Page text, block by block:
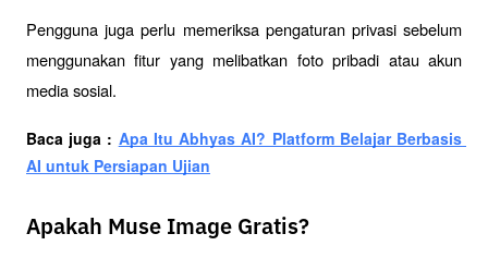
Pengguna juga perlu memeriksa pengaturan privasi sebelum
menggunakan fitur yang melibatkan foto pribadi atau akun
media sosial.
Baca juga : Apa Itu Abhyas AI? Platform Belajar Berbasis
AI untuk Persiapan Ujian
Apakah Muse Image Gratis?